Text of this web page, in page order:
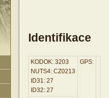
Identifikace
KODOK: 3203
NUTS4: CZ0213
ID31: 27
ID32: 27
GPS: